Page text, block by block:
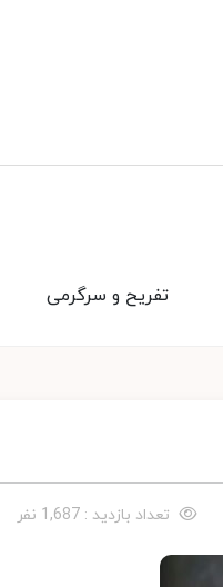
تفریح و سرگرمی
تعداد بازدید : 1,687 نفر